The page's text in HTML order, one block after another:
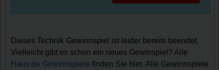
Dieses Technik Gewinnspiel ist leider bereits beendet.
Vielleicht gibt es schon ein neues Gewinspiel? Alle
Haus.de Gewinnspiele finden Sie hier. Alle Gewinnspiele